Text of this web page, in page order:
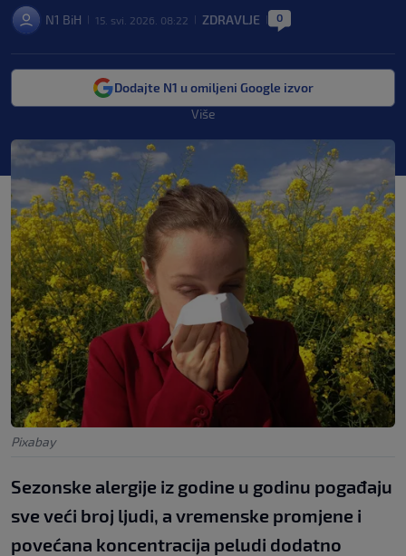
N1 BiH 15. svi. 2026. 08:22 ZDRAVLJE 0
Dodajte N1 u omiljeni Google izvor
Više
Pixabay
Sezonske alergije iz godine u godinu pogađaju
sve veći broj ljudi, a vremenske promjene i
povećana koncentracija peludi dodatno